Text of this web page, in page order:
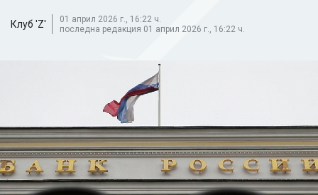
Клуб 'Z'
01 април 2026 г., 16:22 ч.
последна редакция 01 април 2026 г., 16:22 ч.